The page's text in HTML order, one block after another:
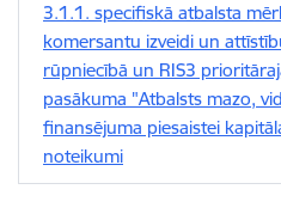
3.1.1. specifiskā atbalsta
komersantu izveidi un
rūpniecībā un RIS3
pasākuma "Atbalsts mazo,
finansējuma piesaistei
noteikumi